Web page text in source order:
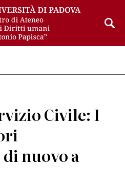
Civile: I
nuovo a